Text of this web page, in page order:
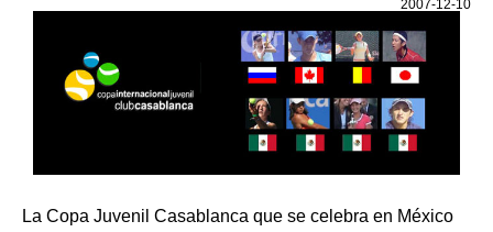
2007-12-10
La Copa Juvenil Casablanca que se celebra en México